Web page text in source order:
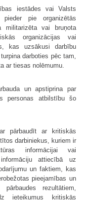
iestādes vai Valsts
pie organizētās
militarizēta vai bruņota
organizācijas vai
kas uzsākusi darbību
darboties pēc tam,
ar tiesas nolēmumu.
un apstiprina par
personas atbilstību šo
pārbaudīt ar kritiskās
darbiniekus, kuriem ir
informācijai vai
attiecībā uz
un faktiem, kas
pieejamības un
rezultātiem,
ieteikumus kritiskās